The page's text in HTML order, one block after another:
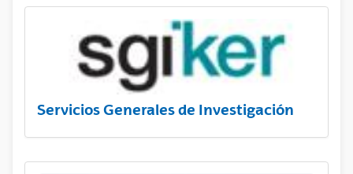
Servicios Generales de Investigación